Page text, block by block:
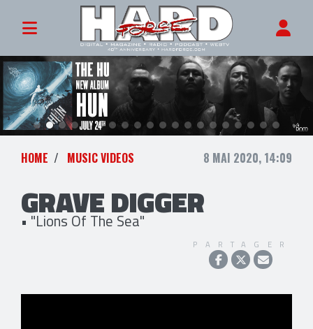
HOME MUSIC VIDEOS 8 MAI 2020, 14:09
GRAVE DIGGER
• "Lions Of The Sea"
PARTAGER